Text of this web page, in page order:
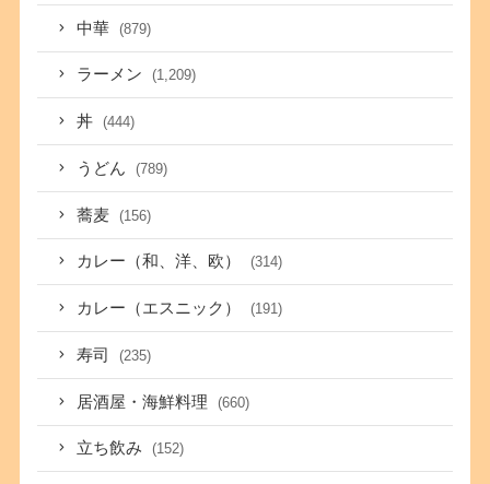
中華 (879)
ラーメン (1,209)
丼 (444)
うどん (789)
蕎麦 (156)
カレー（和、洋、欧） (314)
カレー（エスニック） (191)
寿司 (235)
居酒屋・海鮮料理 (660)
立ち飲み (152)